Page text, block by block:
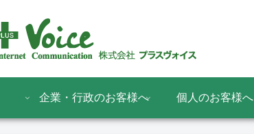
企業・行政のお客様へ 個人のお客様へ